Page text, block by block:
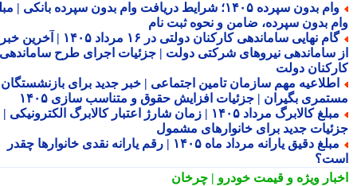
وام بدون سپرده ۱۴۰۵؛ شرایط دریافت وام بدون سپرده بانکی | مبلغ
بدون سپرده، ضامن و نحوه ثبت نام
گام نهایی ساماندهی کارکنان دولتی در ۱۶ مرداد ۱۴۰۵ | آخرین خبر
ساماندهی نیروهای شرکتی دولت | جزئیات اجرای طرح ساماندهی
دولت
مهم سازمان تامین اجتماعی | خبر جدید برای بازنشستگان و
بگیران | جزئیات افزایش حقوق و متناسب سازی ۱۴۰۵
مبلغ کالابرگ مرداد ۱۴۰۵ | زمان شارژ اعتبار کالابرگ الکترونیکی |
جدید برای خانوارهای مشمول
مبلغ دقیق یارانه مرداد ماه ۱۴۰۵ | رقم یارانه نقدی خانوارها چقدر
ویژهو قیمت خودرو | چرخان